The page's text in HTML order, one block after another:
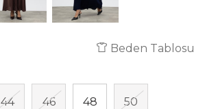
Beden Tablosu
44 46 48 50